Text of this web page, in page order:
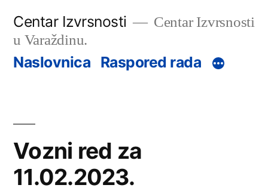
sadržaj
Centar Izvrsnosti
Centar Izvrsnosti
u Varaždinu.
Naslovnica Raspored rada
Vozni red za
11.02.2023.